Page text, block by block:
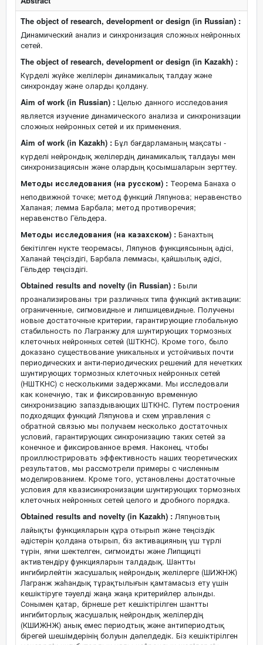
The object of research, development or design (in Russian) :
Динамический анализ и синхронизация сложных нейронных
сетей.
The object of research, development or design (in Kazakh) :
Күрделі жүйке желілерін динамикалық талдау және
синхрондау және оларды қолдану.
Aim of work (in Russian) : Целью данного исследования
является изучение динамического анализа и синхронизации
сложных нейронных сетей и их применения.
Aim of work (in Kazakh) : Бұл бағдарламаның мақсаты -
күрделі нейрондық желілердің динамикалық талдауы мен
синхронизациясын және олардың қосымшаларын зерттеу.
Методы исследования (на русском) : Теорема Банаха о
неподвижной точке; метод функций Ляпунова; неравенство
Халаная; лемма Барбала; метод противоречия;
неравенство Гёльдера.
Методы исследования (на казахском) : Банахтың
бекітілген нүкте теоремасы, Ляпунов функциясының әдісі,
Халанай теңсіздігі, Барбала леммасы, қайшылық әдісі,
Гёльдер теңсіздігі.
Obtained results and novelty (in Russian) : Были
проанализированы три различных типа функций активации:
ограниченные, сигмовидные и липшицевидные. Получены
новые достаточные критерии, гарантирующие глобальную
стабильность по Лагранжу для шунтирующих тормозных
клеточных нейронных сетей (ШТКНС). Кроме того, было
доказано существование уникальных и устойчивых почти
периодических и анти-периодических решений для нечетких
шунтирующих тормозных клеточных нейронных сетей
(НШТКНС) с несколькими задержками. Мы исследовали
как конечную, так и фиксированную временную
синхронизацию запаздывающих ШТКНС. Путем построения
подходящих функций Ляпунова и схем управления с
обратной связью мы получаем несколько достаточных
условий, гарантирующих синхронизацию таких сетей за
конечное и фиксированное время. Наконец, чтобы
проиллюстрировать эффективность наших теоретических
результатов, мы рассмотрели примеры с численным
моделированием. Кроме того, установлены достаточные
условия для квазисинхронизации шунтирующих тормозных
клеточных нейронных сетей целого и дробного порядка.
Obtained results and novelty (in Kazakh) : Ляпуновтың
лайықты функцияларын құра отырып және теңсіздік
әдістерін қолдана отырып, біз активацияның үш түрлі
түрін, яғни шектелген, сигмоидты және Липщицті
активтендіру функцияларын талдадық. Шантты
ингибирлейтін жасушалық нейрондық желілерге (ШИЖНЖ)
Лагранж жаһандық тұрақтылығын қамтамасыз ету үшін
кешіктіруге тәуелді жаңа жаңа критерийлер алынды.
Сонымен қатар, бірнеше рет кешіктірілген шантты
ингибиторлық жасушалық нейрондық желілердің
(КШИЖНЖ) анық емес периодтық және антипериодтық
бірегей шешімдерінің болуын дәлелдедік. Біз кешіктірілген